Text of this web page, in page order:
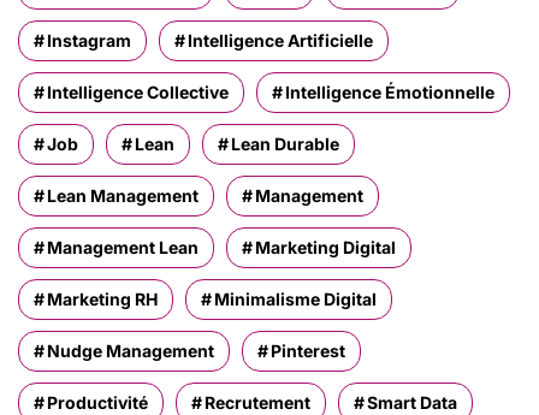
Instagram Intelligence Artificielle
Intelligence Collective Intelligence Émotionnelle
Job Lean Lean Durable
Lean Management Management
Management Lean Marketing Digital
Marketing RH Minimalisme Digital
Nudge Management Pinterest
Productivité Recrutement Smart Data